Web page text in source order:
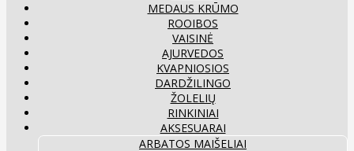
MEDAUS KRŪMO
ROOIBOS
VAISINĖ
AJURVEDOS
KVAPNIOSIOS
DARDŽILINGO
ŽOLELIŲ
RINKINIAI
AKSESUARAI
ARBATOS MAIŠELIAI